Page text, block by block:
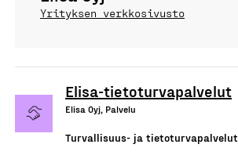
Yrityksen verkkosivusto
Elisa-tietoturvapalvelut
Elisa Oyj, Palvelu
Turvallisuus- ja tietoturvapalvelut